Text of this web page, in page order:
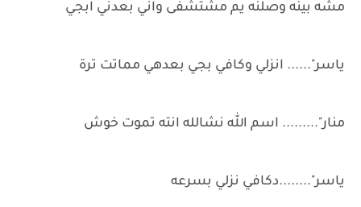
مشه بينه وصلنه يم مشتشفى واني بعدني ابجي
ياسر"...... انزلي وكافي بجي بعدهي مماتت ترة
منار"......... اسم الله نشالله انته تموت خوش
ياسر"........دكافي نزلي بسرعه